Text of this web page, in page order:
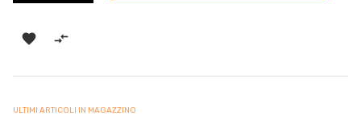
 
ULTIMI ARTICOLI IN MAGAZZINO